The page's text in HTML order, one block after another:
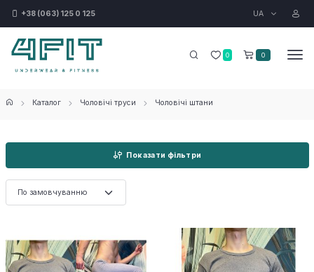
+38 (063) 125 0 125 UA
0 0
Каталог Чоловічі труси Чоловічі штани
Показати фільтри